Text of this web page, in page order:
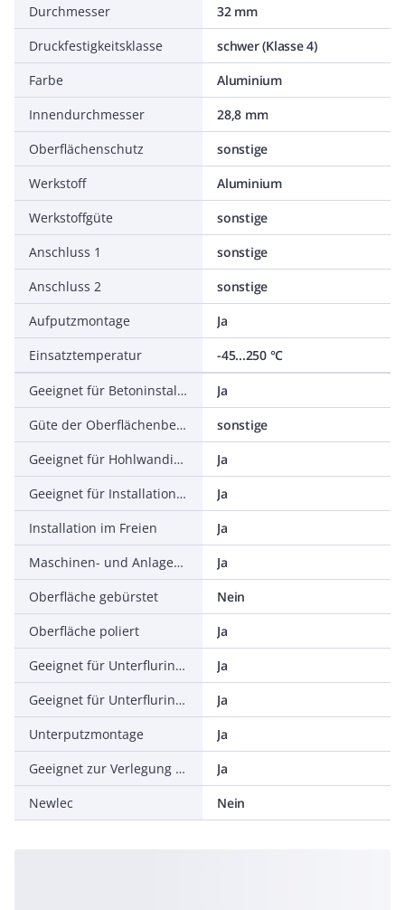
Durchmesser
32 mm
Druckfestigkeitsklasse
schwer (Klasse 4)
Farbe
Aluminium
Innendurchmesser
28,8 mm
Oberflächenschutz
sonstige
Werkstoff
Aluminium
Werkstoffgüte
sonstige
Anschluss 1
sonstige
Anschluss 2
sonstige
Aufputzmontage
Ja
Einsatztemperatur
-45...250 °C
Geeignet für Betoninstallation
Ja
Güte der Oberflächenbeschichtung
sonstige
Geeignet für Hohlwandinstallation
Ja
Geeignet für Installation auf Holz
Ja
Installation im Freien
Ja
Maschinen- und Anlageninstallation
Ja
Oberfläche gebürstet
Nein
Oberfläche poliert
Ja
Geeignet für Unterflurinstallation (Bitumen, Heißasphalt)
Ja
Geeignet für Unterflurinstallation (Estrich)
Ja
Unterputzmontage
Ja
Geeignet zur Verlegung im Erdreich
Ja
Newlec
Nein